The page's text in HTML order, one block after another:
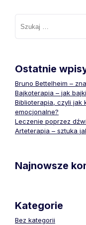
Szukaj:
Ostatnie
Bruno Bettelheim –
Bajkoterapia – jak
Biblioterapia, czyli jak
emocjonalne?
Leczenie poprzez
Arteterapia – sztuka
Najnowsze
Kategorie
Bez kategorii